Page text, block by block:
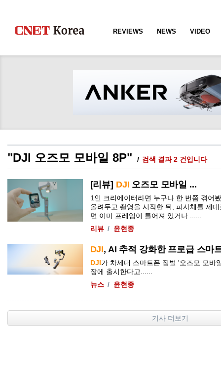
REVIEWS NEWS VIDEO
"DJI 오즈모 모바일 8P" 검색 결과 2 건입니다
[리뷰] DJI 오즈모 모바일 ...
1인 크리에이터라면 누구나 한 번쯤 겪어
올려두고 촬영을 시작한 뒤, 피사체를 제
면 이미 프레임이 틀어져 있거나 ......
리뷰
윤현종
DJI, AI 추적 강화한 프로급 스마
DJI가 차세대 스마트폰 짐벌 '오즈모 모바
장에 출시한다고......
뉴스
윤현종
기사 더보기